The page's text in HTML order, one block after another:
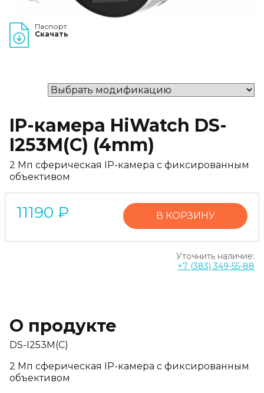
Паспорт
Скачать
IP-камера HiWatch DS-
I253M(C) (4mm)
2 Мп сферическая IP-камера с фиксированным
объективом
11190 ₽ В КОРЗИНУ
Уточнить наличие:
+7 (383) 349-55-88
О продукте
DS-I253M(C)
2 Мп сферическая IP-камера с фиксированным
объективом